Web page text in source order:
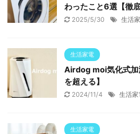
わったこと6選【徹底
2025/5/30 生活
生活家電
Airdog moi気化式加
を超える】
2024/11/4 生活家
生活家電